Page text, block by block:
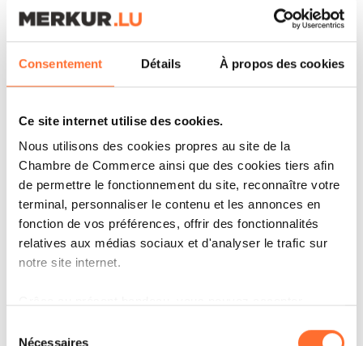
Consentement Détails À propos des cookies
Ce site internet utilise des cookies.
Nous utilisons des cookies propres au site de la
Chambre de Commerce ainsi que des cookies tiers afin
de permettre le fonctionnement du site, reconnaître votre
terminal, personnaliser le contenu et les annonces en
fonction de vos préférences, offrir des fonctionnalités
relatives aux médias sociaux et d'analyser le trafic sur
notre site internet.
à l’exception des cookies strictement nécessaires au
Nécessaires
peuvent, elles aussi, déployer des stratégies
RSE ambitieuses, structurées et
authentiquement engagées, qui se traduisent
par des actions et projets ayant un réel impact
tant sur le plan environnemental que sur le
plan économique.